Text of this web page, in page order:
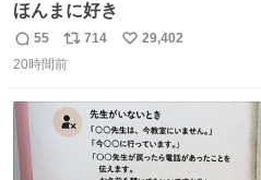
ほんまに好き
返
信
55
リ
ポ
ト
数
714
い
数
29,402
20時間前